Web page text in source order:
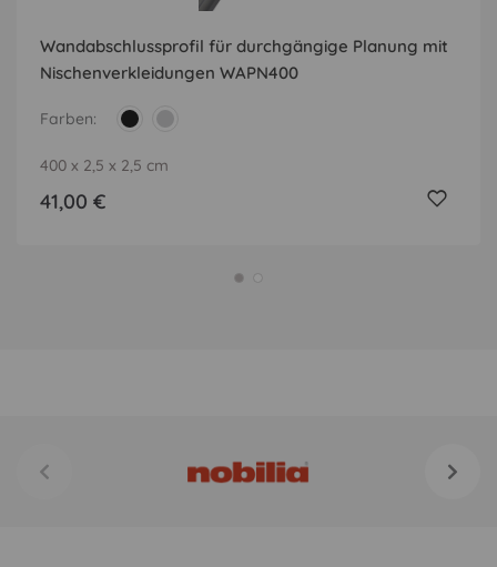
Wandabschlussprofil für durchgängige Planung mit
Nischenverkleidungen WAPN400
Farben
400 x 2,5 x 2,5 cm
41,00 €